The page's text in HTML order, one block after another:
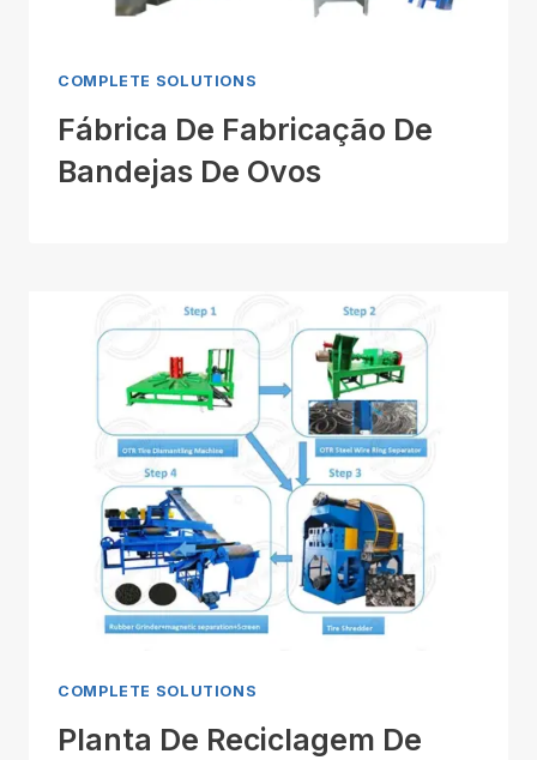
COMPLETE SOLUTIONS
Fábrica De Fabricação De
Bandejas De Ovos
COMPLETE SOLUTIONS
Planta De Reciclagem De